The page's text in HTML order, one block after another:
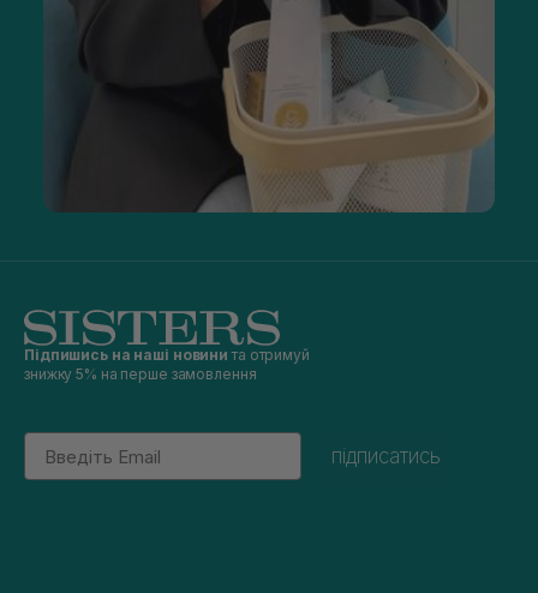
Підпишись на наші новини та отримуй
знижку 5% на перше замовлення
Email
підписатись